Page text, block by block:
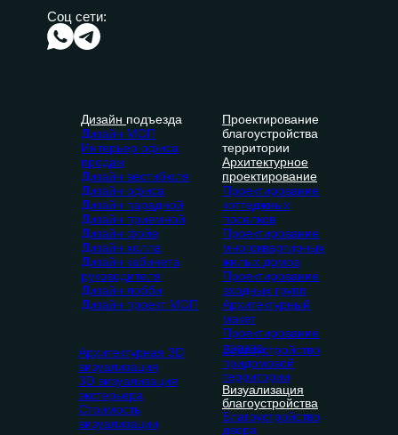
Соц сети:
Благоустройство
придомовой
территории
Визуализация
благоустройства
Благоустройство
двора
Дизайн подъезда
Дизайн МОП
Интерьер офиса
продаж
Дизайн вестибюля
Дизайн офиса
Дизайн парадной
Дизайн приемной
Дизайн фойе
Дизайн холла
Дизайн кабинета
руководителя
Дизайн лобби
Дизайн проект МОП
Проектирование
благоустройства
территории
Архитектурное
проектирование
Проектирование
коттеджных
поселков
Проектирование
многоквартирных
жилых домов
Проектирование
входных групп
Архитектурный
макет
Проектирование
парков
Архитектурная 3D
визуализация
3D визуализация
экстерьера
Стоимость
визуализации